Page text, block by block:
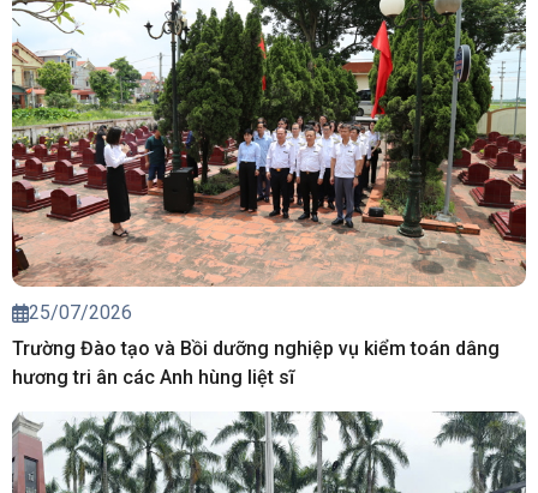
25/07/2026
Trường Đào tạo và Bồi dưỡng nghiệp vụ kiểm toán dâng
hương tri ân các Anh hùng liệt sĩ